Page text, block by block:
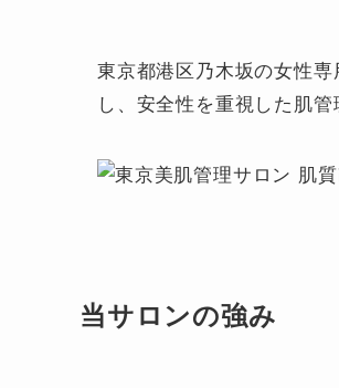
東京都港区乃木坂の女性
し、安全性を重視した肌管
当サロンの強み